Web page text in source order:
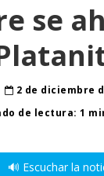
se
2 de diciembre
de lectura: 1
🔊 Escuchar la